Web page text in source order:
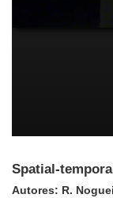
Spatial-
Autores: R.